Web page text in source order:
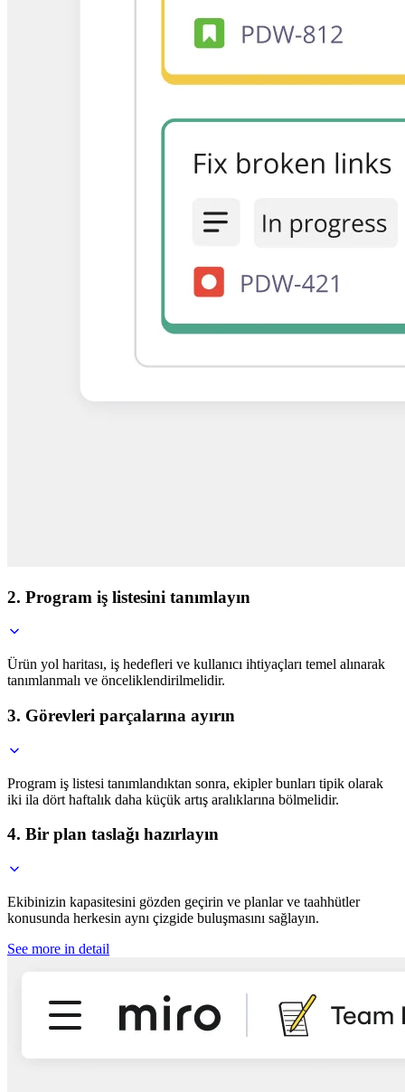
2. Program iş listesini tanımlayın
Ürün yol haritası, iş hedefleri ve kullanıcı ihtiyaçları temel alınarak
tanımlanmalı ve önceliklendirilmelidir.
3. Görevleri parçalarına ayırın
Program iş listesi tanımlandıktan sonra, ekipler bunları tipik olarak
iki ila dört haftalık daha küçük artış aralıklarına bölmelidir.
4. Bir plan taslağı hazırlayın
Ekibinizin kapasitesini gözden geçirin ve planlar ve taahhütler
konusunda herkesin aynı çizgide buluşmasını sağlayın.
See more in detail